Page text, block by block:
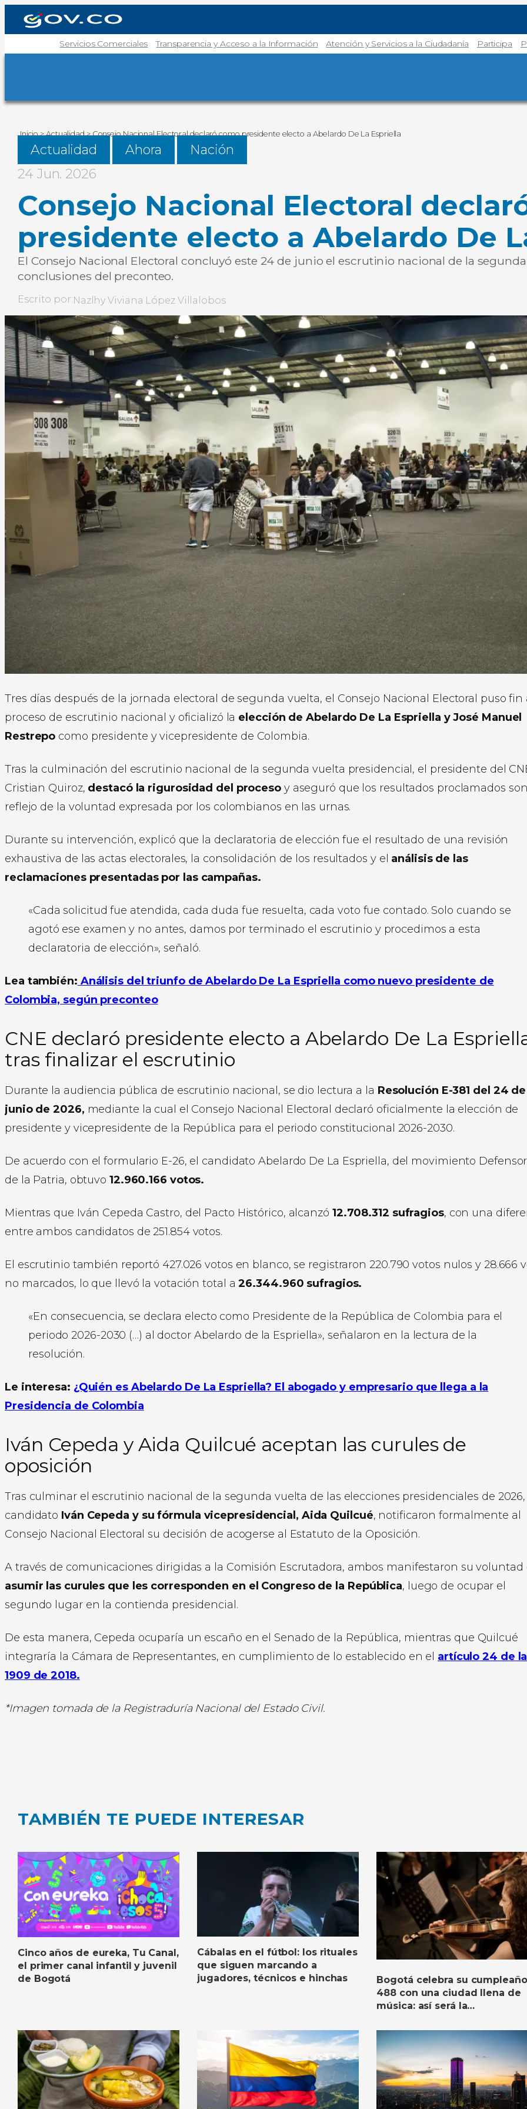
Servicios Comerciales Transparencia y Acceso a la Información Atención y Servicios a la Ciudadanía Participa
Inicio>Actualidad>Consejo Nacional Electoral declaró como presidente electo a Abelardo De La Espriella
Actualidad Ahora
Nación
24 Jun. 2026
Consejo Nacional Electoral
presidente electo a Abelardo De
El Consejo Nacional Electoral concluyó este 24 de junio el escrutinio nacional de la
conclusiones del preconteo.
Escrito por:Nazlhy Viviana López Villalobos
Tres días después de la jornada electoral de segunda vuelta, el Consejo Nacional Electoral puso fin
proceso de escrutinio nacional y oficializó la elección de Abelardo De La Espriella y José Manuel
Restrepo como presidente y vicepresidente de Colombia.
Tras la culminación del escrutinio nacional de la segunda vuelta presidencial, el presidente del
Cristian Quiroz, destacó la rigurosidad del proceso y aseguró que los resultados proclamados son
reflejo de la voluntad expresada por los colombianos en las urnas.
Durante su intervención, explicó que la declaratoria de elección fue el resultado de una revisión
exhaustiva de las actas electorales, la consolidación de los resultados y el análisis de las
reclamaciones presentadas por las campañas.
«Cada solicitud fue atendida, cada duda fue resuelta, cada voto fue contado. Solo cuando se
agotó ese examen y no antes, damos por terminado el escrutinio y procedimos a esta
declaratoria de elección», señaló.
Lea también: Análisis del triunfo de Abelardo De La Espriella como nuevo presidente de
Colombia, según preconteo
CNE declaró presidente electo a Abelardo De La
tras finalizar el escrutinio
Durante la audiencia pública de escrutinio nacional, se dio lectura a la Resolución E-381 del 24 de
junio de 2026, mediante la cual el Consejo Nacional Electoral declaró oficialmente la elección de
presidente y vicepresidente de la República para el periodo constitucional 2026-2030.
De acuerdo con el formulario E-26, el candidato Abelardo De La Espriella, del movimiento
de la Patria, obtuvo 12.960.166 votos.
Mientras que Iván Cepeda Castro, del Pacto Histórico, alcanzó 12.708.312 sufragios, con una
entre ambos candidatos de 251.854 votos.
El escrutinio también reportó 427.026 votos en blanco, se registraron 220.790 votos nulos y 28.666
no marcados, lo que llevó la votación total a26.344.960 sufragios.
«En consecuencia, se declara electo como Presidente de la República de Colombia para el
periodo 2026-2030 (…) al doctor Abelardo de la Espriella», señalaron en la lectura de la
resolución.
Le interesa: ¿Quién es Abelardo De La Espriella? El abogado y empresario que llega a la
Presidencia de Colombia
Iván Cepeda y Aida Quilcué aceptan las curules de
oposición
Tras culminar el escrutinio nacional de la segunda vuelta de las elecciones presidenciales de 2026,
candidato Iván Cepeda y su fórmula vicepresidencial, Aida Quilcué, notificaron formalmente al
Consejo Nacional Electoral su decisión de acogerse al Estatuto de la Oposición.
A través de comunicaciones dirigidas a la Comisión Escrutadora, ambos manifestaron su voluntad
asumir las curules que les corresponden en el Congreso de la República, luego de ocupar el
segundo lugar en la contienda presidencial.
De esta manera, Cepeda ocuparía un escaño en el Senado de la República, mientras que Quilcué
integraría la Cámara de Representantes, en cumplimiento de lo establecido en el artículo 24 de
1909 de 2018.
*Imagen tomada de la Registraduría Nacional del Estado Civil.
TAMBIÉN TE PUEDE INTERESAR
Cinco años de eureka, Tu Canal,
el primer canal infantil y juvenil
de Bogotá
Cábalas en el fútbol: los rituales
que siguen marcando a
jugadores, técnicos e hinchas
Bogotá celebra su
488 con una ciudad llena de
música: así será la